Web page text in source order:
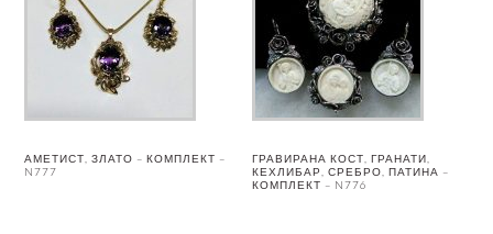
АМЕТИСТ, ЗЛАТО – КОМПЛЕКТ –
N777
ГРАВИРАНА КОСТ, ГРАНАТИ,
КЕХЛИБАР, СРЕБРО, ПАТИНА –
КОМПЛЕКТ – N776